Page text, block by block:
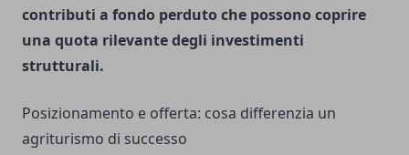
contributi a fondo perduto che possono coprire
una quota rilevante degli investimenti
strutturali.
Posizionamento e offerta: cosa differenzia un
agriturismo di successo